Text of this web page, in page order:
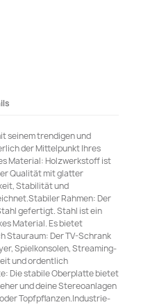
seinem trendigen und
der Mittelpunkt Ihres
Material: Holzwerkstoff ist
Qualität mit glatter
Stabilität und
Rahmen: Der
gefertigt. Stahl ist ein
Material. Es bietet
Stauraum: Der TV-Schrank
Spielkonsolen, Streaming-
und ordentlich
Die stabile Oberplatte bietet
und deine Stereoanlagen
Topfpflanzen.Industrie-